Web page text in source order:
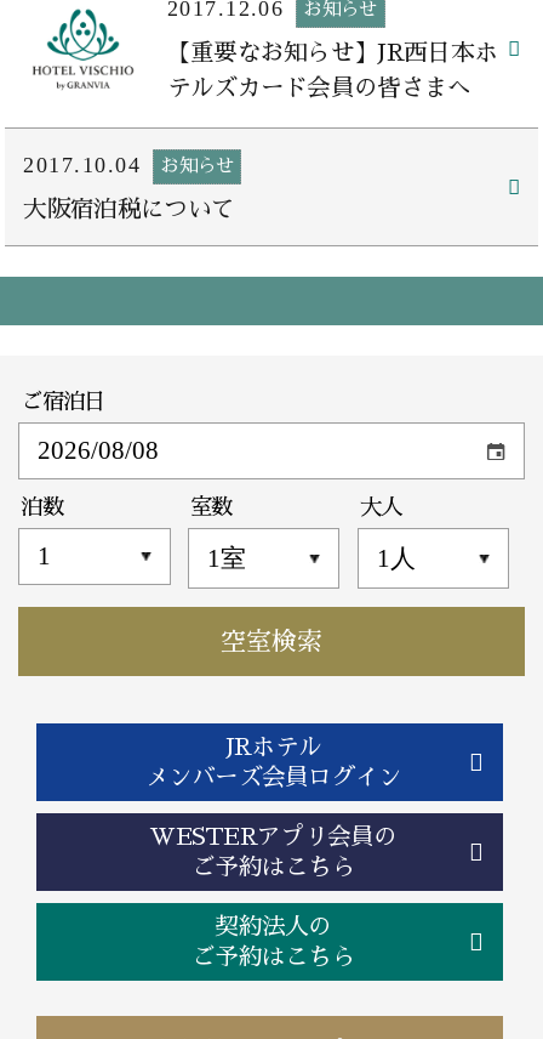
2017.12.06 お知らせ
【重要なお知らせ】JR西日本ホ
テルズカード会員の皆さまへ
2017.10.04 お知らせ
大阪宿泊税について
ご宿泊日
泊数 室数 大人
JRホテル
メンバーズ会員ログイン
WESTERアプリ会員の
ご予約はこちら
契約法人の
ご予約はこちら